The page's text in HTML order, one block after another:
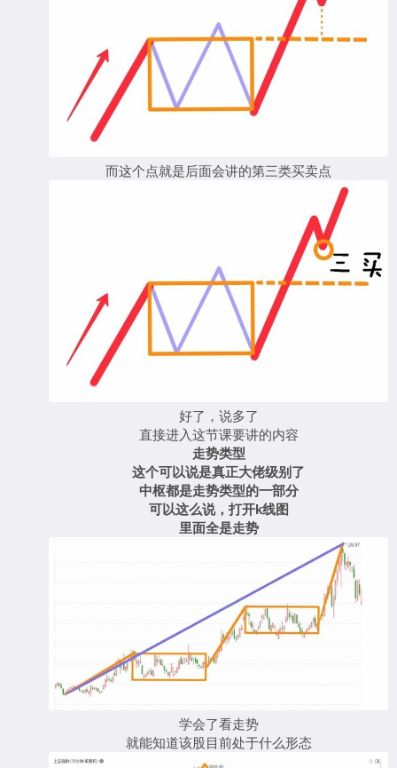
而这个点就是后面会讲的第三类买卖点
好了，说多了
直接进入这节课要讲的内容
走势类型
这个可以说是真正大佬级别了
中枢都是走势类型的一部分
可以这么说，打开k线图
里面全是走势
学会了看走势
就能知道该股目前处于什么形态